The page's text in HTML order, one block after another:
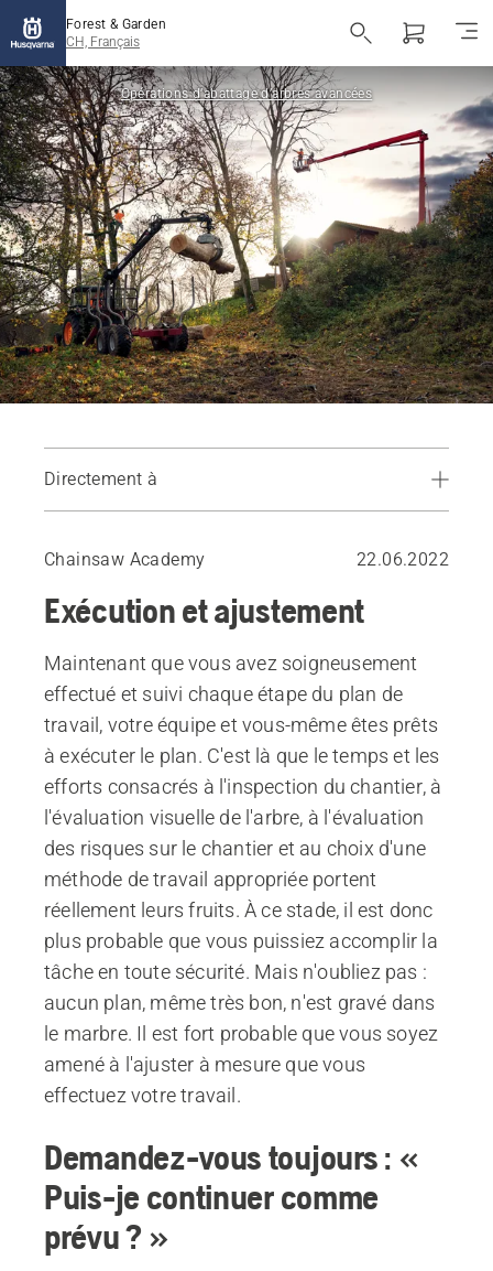
Forest & Garden
CH, Français
Opérations d’abattage d’arbres avancées
Directement à
Chainsaw Academy 22.06.2022
Exécution et ajustement
Maintenant que vous avez soigneusement
effectué et suivi chaque étape du plan de
travail, votre équipe et vous-même êtes prêts
à exécuter le plan. C'est là que le temps et les
efforts consacrés à l'inspection du chantier, à
l'évaluation visuelle de l'arbre, à l'évaluation
des risques sur le chantier et au choix d'une
méthode de travail appropriée portent
réellement leurs fruits. À ce stade, il est donc
plus probable que vous puissiez accomplir la
tâche en toute sécurité. Mais n'oubliez pas :
aucun plan, même très bon, n'est gravé dans
le marbre. Il est fort probable que vous soyez
amené à l'ajuster à mesure que vous
effectuez votre travail.
Demandez-vous toujours : «
Puis-je continuer comme
prévu ? »